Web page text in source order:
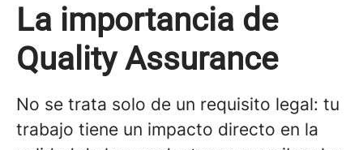
La importancia de
Quality Assurance
No se trata solo de un requisito legal: tu
trabajo tiene un impacto directo en la